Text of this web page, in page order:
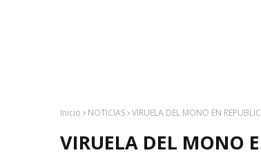
Inicio NOTICIAS VIRUELA DEL MONO EN
VIRUELA DEL MONO